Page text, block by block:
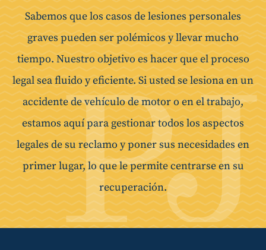
Sabemos que los casos de lesiones personales
graves pueden ser polémicos y llevar mucho
tiempo. Nuestro objetivo es hacer que el proceso
legal sea fluido y eficiente. Si usted se lesiona en un
accidente de vehículo de motor o en el trabajo,
estamos aquí para gestionar todos los aspectos
legales de su reclamo y poner sus necesidades en
primer lugar, lo que le permite centrarse en su
recuperación.